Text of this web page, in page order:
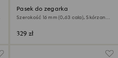
Pasek do zegarka
Szerokość 16 mm (0,63 cala), Skórzany z
329 zł